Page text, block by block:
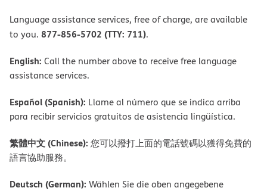
Language assistance services, free of charge, are available
to you. 877-856-5702 (TTY: 711).
English: Call the number above to receive free language
assistance services.
Español (Spanish): Llame al número que se indica arriba
para recibir servicios gratuitos de asistencia lingüística.
繁體中文 (Chinese): 您可以撥打上面的電話號碼以獲得免費的
語言協助服務。
Deutsch (German): Wählen Sie die oben angegebene